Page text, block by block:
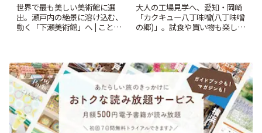
世界で最も美しい美術館に選
出。瀬戸内の絶景に溶け込む、
動く「下瀬美術館」へ | ことり
大人の工場見学へ、愛知・岡崎
「カクキュー八丁味噌(八丁味噌
の郷)」。試食や買い物も楽しみ